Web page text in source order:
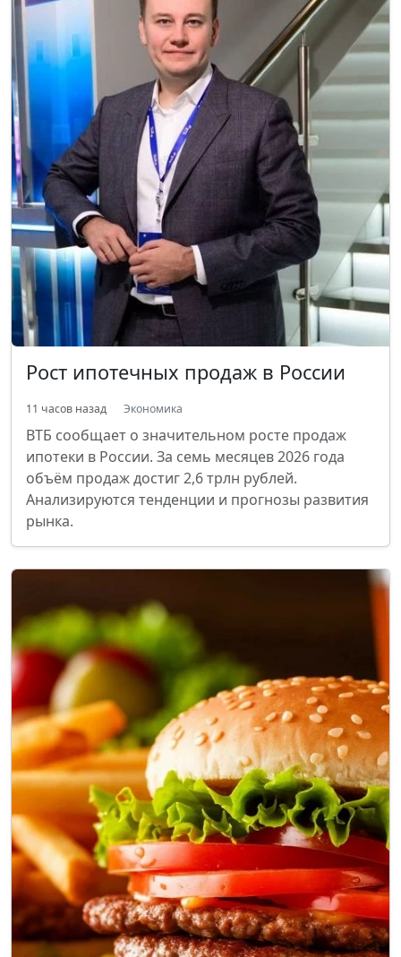
Рост ипотечных продаж в России
11 часов назад Экономика
ВТБ сообщает о значительном росте продаж
ипотеки в России. За семь месяцев 2026 года
объём продаж достиг 2,6 трлн рублей.
Анализируются тенденции и прогнозы развития
рынка.